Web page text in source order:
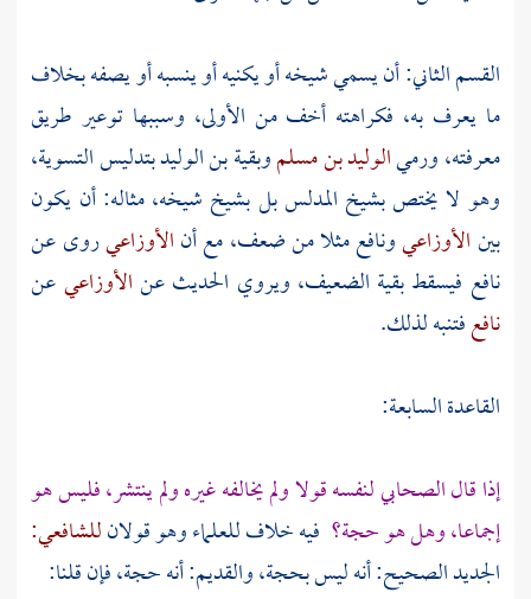
القسم الثاني: أن يسمي شيخه أو يكنيه أو ينسبه أو يصفه بخلاف
ما يعرف به، فكراهته أخف من الأولى، وسببها توعير طريق
معرفته، ورميالوليد بن مسلموبقية بن الوليدبتدليس التسوية،
وهو لا يختص بشيخ المدلس بل بشيخ شيخه، مثاله: أن يكون
بينالأوزاعيونافعمثلا من ضعف، مع أنالأوزاعيروى عن
نافع فيسقط بقية الضعيف، ويروي الحديث عنالأوزاعيعن
نافعفتنبه لذلك.
القاعدة السابعة:
إذا قال الصحابي لنفسه قولا ولم يخالفه غيره ولم ينتشر، فليس هو
إجماعا، وهل هو حجة؟ فيه خلاف للعلماء وهو قولانللشافعي:
الجديد الصحيح: أنه ليس بحجة، والقديم: أنه حجة، فإن قلنا: